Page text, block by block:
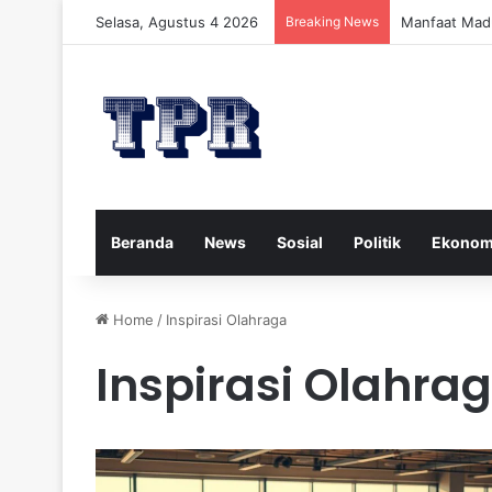
Selasa, Agustus 4 2026 Breaking News Manfaat
Beranda News Sosial Politik
Home / Inspirasi Olahraga
Inspirasi